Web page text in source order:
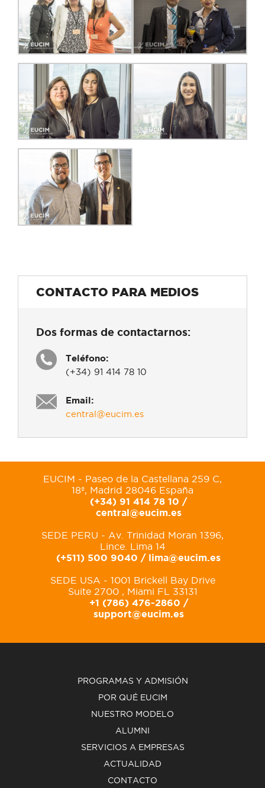
CONTACTO PARA MEDIOS
Dos formas de contactarnos:
Teléfono:
(+34) 91 414 78 10
Email:
central@eucim.es
EUCIM - Paseo de la Castellana 259 C,
18º, Madrid 28046 España
(+34) 91 414 78 10 /
central@eucim.es
SEDE PERU - Av. Trinidad Moran 1396,
Lince. Lima 14
(+511) 500 9040 / lima@eucim.es
SEDE USA - 1001 Brickell Bay Drive
Suite 2700 , Miami FL 33131
+1 (786) 476-2860 /
support@eucim.es
PROGRAMAS Y ADMISIÓN
POR QUÉ EUCIM
NUESTRO MODELO
ALUMNI
SERVICIOS A EMPRESAS
ACTUALIDAD
CONTACTO